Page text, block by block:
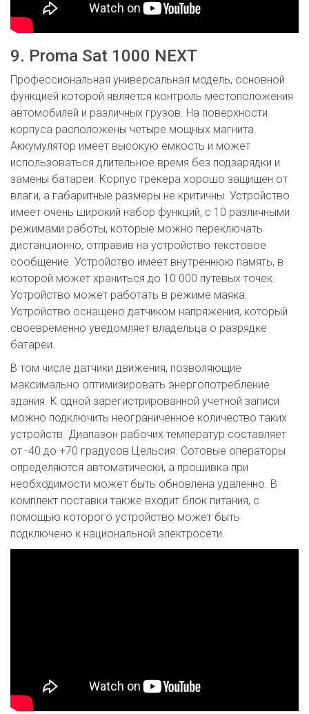
9. Proma Sat 1000 NEXT
Профессиональная универсальная модель, основной
функцией которой является контроль местоположения
автомобилей и различных грузов. На поверхности
корпуса расположены четыре мощных магнита.
Аккумулятор имеет высокую емкость и может
использоваться длительное время без подзарядки и
замены батареи. Корпус трекера хорошо защищен от
влаги, а габаритные размеры не критичны. Устройство
имеет очень широкий набор функций, с 10 различными
режимами работы, которые можно переключать
дистанционно, отправив на устройство текстовое
сообщение. Устройство имеет внутреннюю память, в
которой может храниться до 10 000 путевых точек.
Устройство может работать в режиме маяка.
Устройство оснащено датчиком напряжения, который
своевременно уведомляет владельца о разрядке
батареи.
В том числе датчики движения, позволяющие
максимально оптимизировать энергопотребление
здания. К одной зарегистрированной учетной записи
можно подключить неограниченное количество таких
устройств. Диапазон рабочих температур составляет
от -40 до +70 градусов Цельсия. Сотовые операторы
определяются автоматически, а прошивка при
необходимости может быть обновлена удаленно. В
комплект поставки также входит блок питания, с
помощью которого устройство может быть
подключено к национальной электросети.